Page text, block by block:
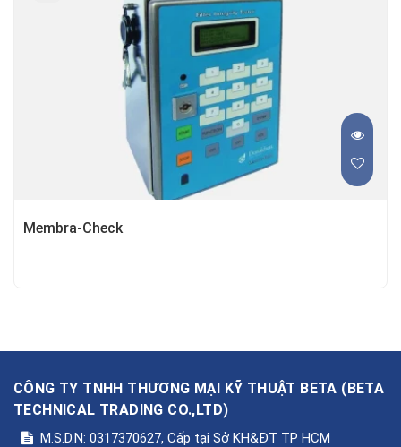
Membra-Check
CÔNG TY TNHH THƯƠNG MẠI KỸ THUẬT BETA (BETA
TECHNICAL TRADING CO.,LTD)
M.S.D.N: 0317370627, Cấp tại Sở KH&ĐT TP HCM